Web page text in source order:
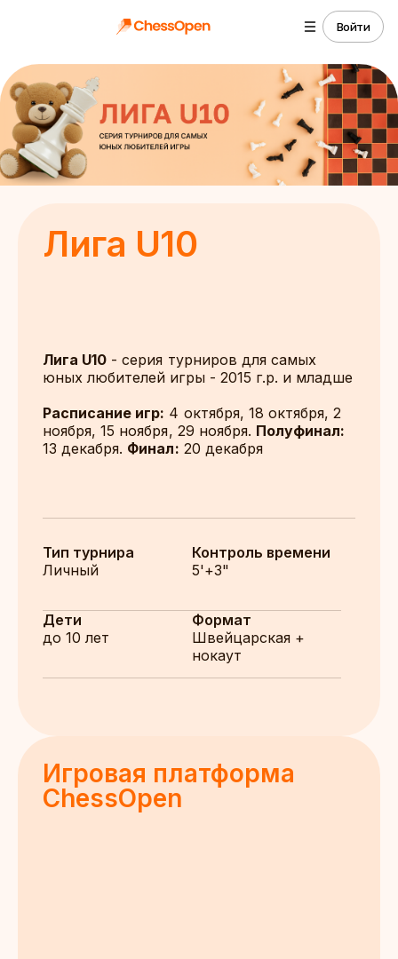
Войти
Лига U10
Лига U10 - серия турниров для самых
юных любителей игры - 2015 г.р. и младше
Расписание игр: 4 октября, 18 октября, 2
ноября, 15 ноября, 29 ноября. Полуфинал:
13 декабря. Финал: 20 декабря
Тип турнира
Личный
Контроль времени
5'+3"
Дети
до 10 лет
Формат
Швейцарская +
нокаут
Игровая платформа
ChessOpen